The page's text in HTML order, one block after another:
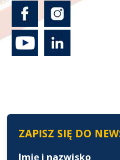
ZAPISZ SIĘ DO
Imię i nazwisko